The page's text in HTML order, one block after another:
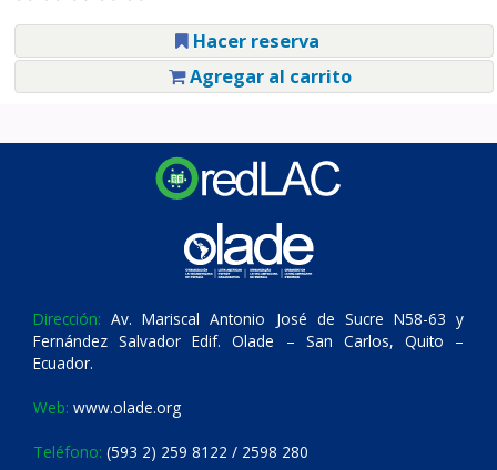
Hacer reserva
Agregar al carrito
Dirección: Av. Mariscal Antonio José de Sucre N58-63 y
Fernández Salvador Edif. Olade – San Carlos, Quito –
Ecuador.
Web: www.olade.org
Teléfono: (593 2) 259 8122 / 2598 280